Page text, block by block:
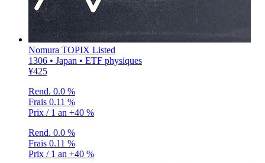
Nomura TOPIX Listed
1306 • Japan • ETF physiques
¥425
Rend. 0.0 %
Frais 0.11 %
Prix / 1 an +40 %
Rend. 0.0 %
Frais 0.11 %
Prix / 1 an +40 %